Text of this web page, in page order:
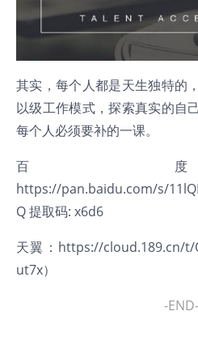
其实，每个人都是天生独特的
以级工作模式，探索真实的自
每个人必须要补的一课。
百
https://pan.baidu.com/s/
Q提取码: x6d6
天翼： https://cloud.189.cn/t/
ut7x）
-END-